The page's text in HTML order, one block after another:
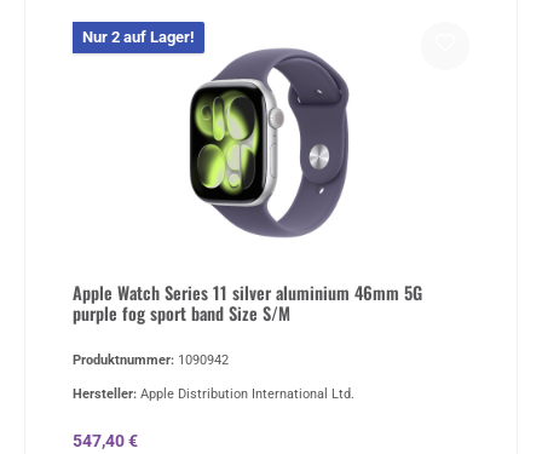
Nur 2 auf Lager!
Apple Watch Series 11 silver aluminium 46mm 5G
purple fog sport band Size S/M
Produktnummer: 1090942
Hersteller: Apple Distribution International Ltd.
Regulärer Preis:
547,40 €